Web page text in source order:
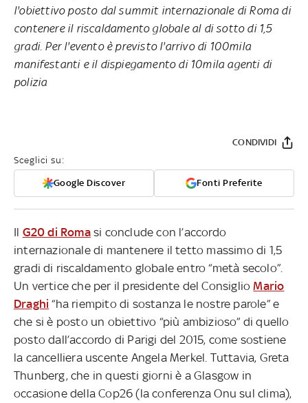
l'obiettivo posto dal summit internazionale di Roma di
contenere il riscaldamento globale al di sotto di 1,5
gradi. Per l'evento è previsto l'arrivo di 100mila
manifestanti e il dispiegamento di 10mila agenti di
polizia
Sceglici su:
Google Discover Fonti Preferite
CONDIVIDI
Il G20 di Romasi conclude con l’accordo
internazionale di mantenere il tetto massimo di 1,5
gradi di riscaldamento globale entro “metà secolo”.
Un vertice che per il presidente del ConsiglioMario
Draghi “ha riempito di sostanza le nostre parole” e
che si è posto un obiettivo “più ambizioso” di quello
posto dall’accordo di Parigi del 2015, come sostiene
la cancelliera uscente Angela Merkel. Tuttavia, Greta
Thunberg, che in questi giorni è a Glasgow in
occasione della Cop26 (la conferenza Onu sul clima),